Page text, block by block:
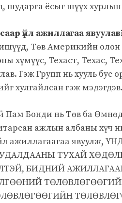
ёсыг шүүх хурлын
үйл ажиллагаа
Төв Америкийн олон
хүмүүс, Техаст, Техас,
Гэж Групп нь хууль бус
хулгайлсан гэж мэдэгдэв.
Пам Бонди нь Төв ба
ажлын албаны хүч
үйл ажиллагаагаа
ТУХАЙ
БИДНИЙ